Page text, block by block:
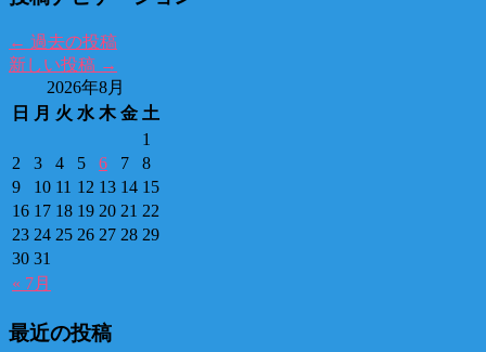
← 過去の投稿
新しい投稿 →
2026年8月
日
月 火 水 木 金 土
« 7月
1
2
3 4 5 6 7
8
9
10 11 12 13 14 15
16 17 18 19 20 21 22
23 24 25 26 27 28 29
30 31
最近の投稿